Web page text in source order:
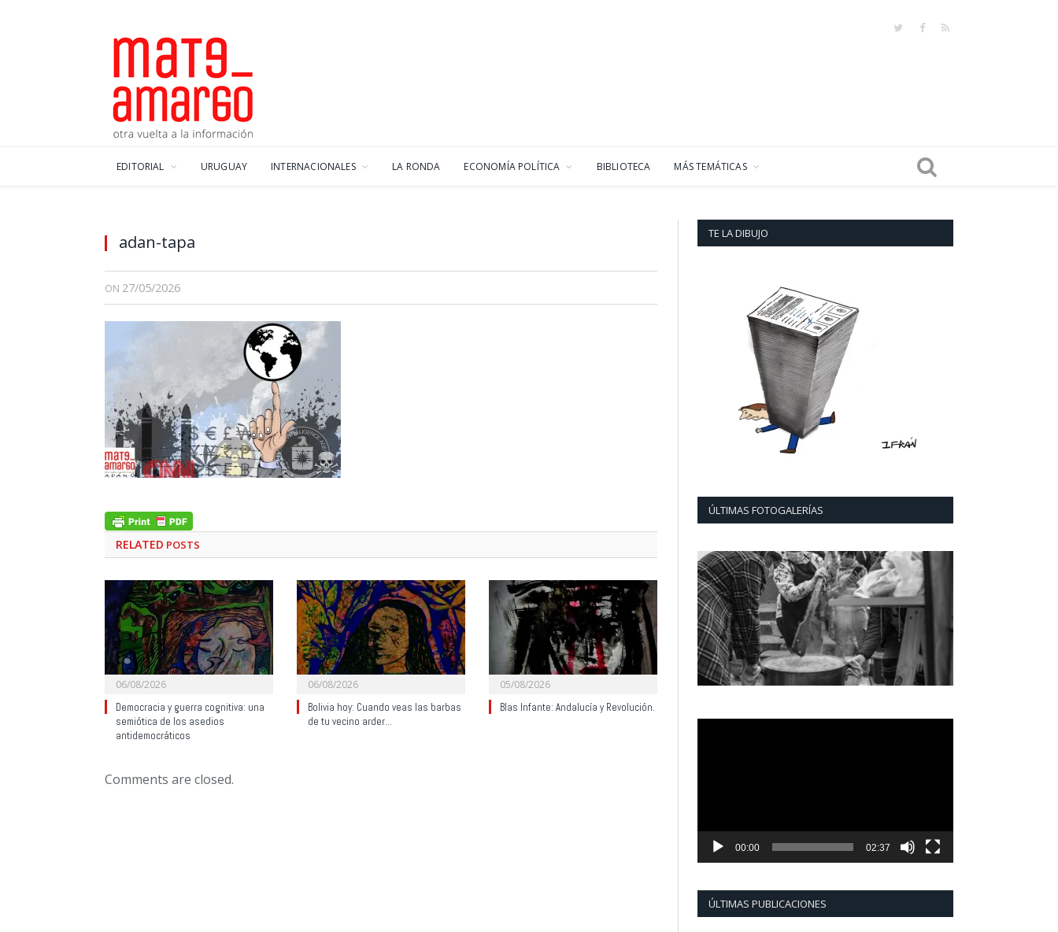
TwitterFacebook
RSS
EDITORIAL URUGUAY INTERNACIONALES LA RONDA ECONOMÍA POLÍTICA BIBLIOTECA MÁS TEMÁTICAS
adan-tapa
ON 27/05/2026
RELATED POSTS
06/08/2026
Democracia y guerra cognitiva: una
semiótica de los asedios
antidemocráticos
06/08/2026
Bolivia hoy: Cuando veas las barbas
de tu vecino arder…
05/08/2026
Blas Infante: Andalucía y Revolución.
Comments are closed.
TE LA DIBUJO
ÚLTIMAS FOTOGALERÍAS
00:00 02:37
ÚLTIMAS PUBLICACIONES